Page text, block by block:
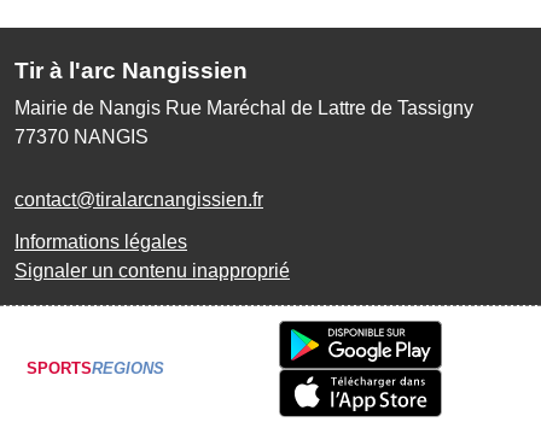
Tir à l'arc Nangissien
Mairie de Nangis Rue Maréchal de Lattre de Tassigny
77370 NANGIS
contact@tiralarcnangissien.fr
Informations légales
Signaler un contenu inapproprié
SPORTSREGIONS